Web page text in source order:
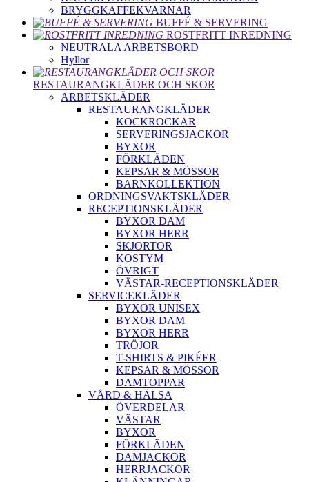
BRYGGKAFFEKVARNAR
BUFFÉ & SERVERING
ROSTFRITT INREDNING
NEUTRALA ARBETSBORD
Hyllor
RESTAURANGKLÄDER OCH SKOR
ARBETSKLÄDER
RESTAURANGKLÄDER
KOCKROCKAR
SERVERINGSJACKOR
BYXOR
FÖRKLÄDEN
KEPSAR & MÖSSOR
BARNKOLLEKTION
ORDNINGSVAKTSKLÄDER
RECEPTIONSKLÄDER
BYXOR DAM
BYXOR HERR
SKJORTOR
KOSTYM
ÖVRIGT
VÄSTAR-RECEPTIONSKLÄDER
SERVICEKLÄDER
BYXOR UNISEX
BYXOR DAM
BYXOR HERR
TRÖJOR
T-SHIRTS & PIKÉER
KEPSAR & MÖSSOR
DAMTOPPAR
VÅRD & HÄLSA
ÖVERDELAR
VÄSTAR
BYXOR
FÖRKLÄDEN
DAMJACKOR
HERRJACKOR